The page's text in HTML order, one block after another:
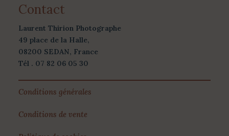
Contact
Laurent Thirion Photographe
49 place de la Halle,
08200 SEDAN, France
Tél . 07 82 06 05 30
Conditions générales
Conditions de vente